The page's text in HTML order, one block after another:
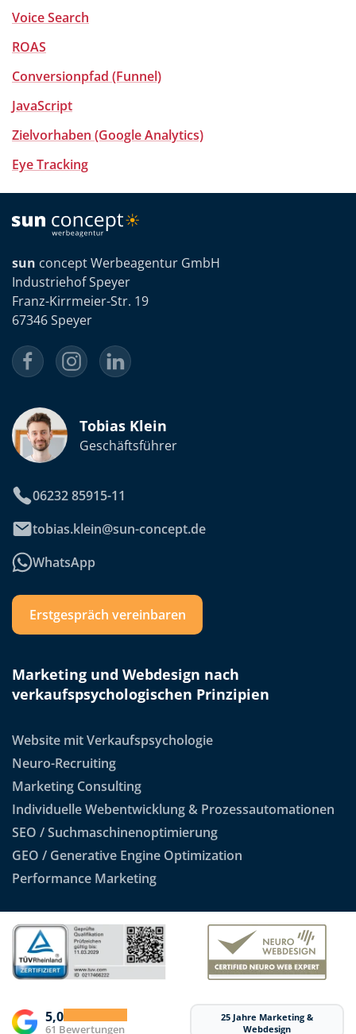
Voice Search
ROAS
Conversionpfad (Funnel)
JavaScript
Zielvorhaben (Google Analytics)
Eye Tracking
sun concept Werbeagentur GmbH
Industriehof Speyer
Franz-Kirrmeier-Str. 19
67346 Speyer
Tobias Klein
Geschäftsführer
06232 85915-11
tobias.klein@sun-concept.de
WhatsApp
Erstgespräch vereinbaren
Marketing und Webdesign nach
verkaufspsychologischen Prinzipien
Website mit Verkaufspsychologie
Neuro-Recruiting
Marketing Consulting
Individuelle Webentwicklung & Prozessautomationen
SEO / Suchmaschinenoptimierung
GEO / Generative Engine Optimization
Performance Marketing
5,0
61 Bewertungen
25 Jahre Marketing &
Webdesign